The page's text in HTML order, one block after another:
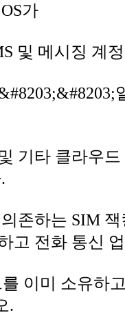
가
및 메시징 계
기타 클라우
존하는 SIM
고 전화 통신
이미 소유하
.